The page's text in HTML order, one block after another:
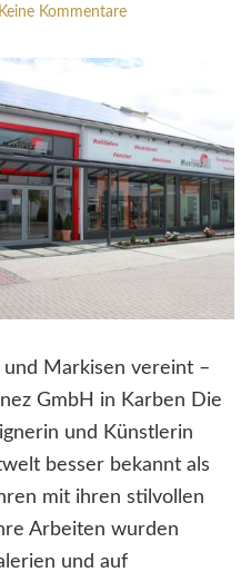
Keine Kommentare
und Markisen vereint –
GmbH in Karben Die
und Künstlerin
besser bekannt als
mit ihren stilvollen
Arbeiten wurden
und auf